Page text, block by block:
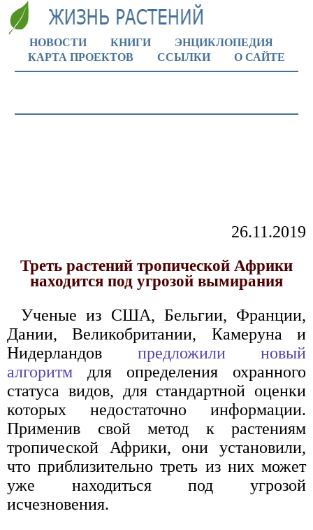
НОВОСТИ КНИГИ
ЭНЦИКЛОПЕДИЯ
КАРТА ПРОЕКТОВ
ССЫЛКИ О САЙТЕ
26.11.2019
Треть растений тропической Африки
находится под угрозой вымирания
Ученые из США, Бельгии, Франции,
Дании, Великобритании, Камеруна и
Нидерландов предложили новый
алгоритм для определения охранного
статуса видов, для стандартной оценки
которых недостаточно информации.
Применив свой метод к растениям
тропической Африки, они установили,
что приблизительно треть из них может
уже находиться под угрозой
исчезновения.